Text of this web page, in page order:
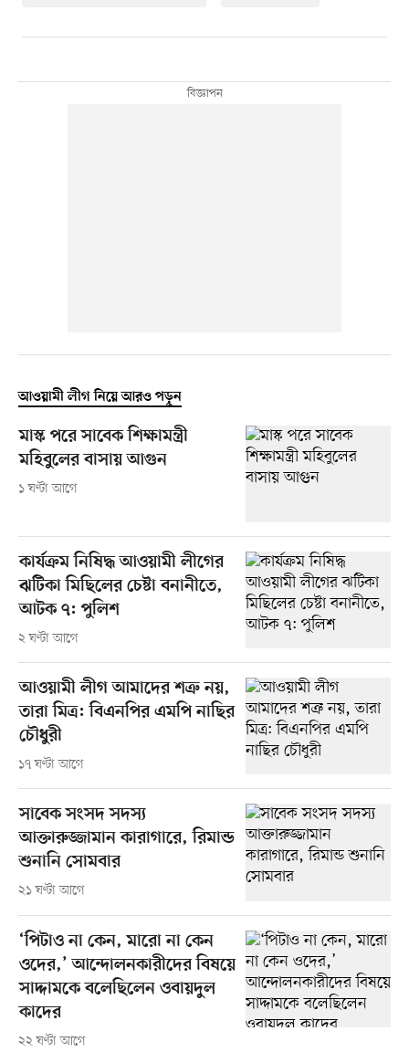
আওয়ামী লীগ নিয়ে আরও পড়ুন
মাস্ক পরে সাবেক শিক্ষামন্ত্রী
মহিবুলের বাসায় আগুন
১ ঘণ্টা আগে
কার্যক্রম নিষিদ্ধ আওয়ামী লীগের
ঝটিকা মিছিলের চেষ্টা বনানীতে,
আটক ৭: পুলিশ
২ ঘণ্টা আগে
আওয়ামী লীগ আমাদের শত্রু নয়,
তারা মিত্র: বিএনপির এমপি নাছির
চৌধুরী
১৭ ঘণ্টা আগে
সাবেক সংসদ সদস্য
আক্তারুজ্জামান কারাগারে, রিমান্ড
শুনানি সোমবার
২১ ঘণ্টা আগে
‘পিটাও না কেন, মারো না কেন
ওদের,’ আন্দোলনকারীদের বিষয়ে
সাদ্দামকে বলেছিলেন ওবায়দুল
কাদের
২২ ঘণ্টা আগে